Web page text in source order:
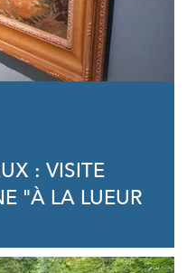
: VISITE
"À LA LUEUR